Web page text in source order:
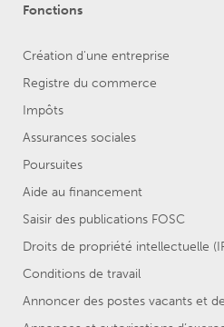
Fonctions
Création d'une entreprise
Registre du commerce
Impôts
Assurances sociales
Poursuites
Aide au financement
Saisir des publications FOSC
Droits de propriété intellectuelle
Conditions de travail
Annoncer des postes vacants et